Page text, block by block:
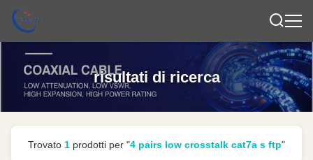
risultati di ricerca
Trovato 1 prodotti per "4 pairs low crosstalk cat7a s ftp"